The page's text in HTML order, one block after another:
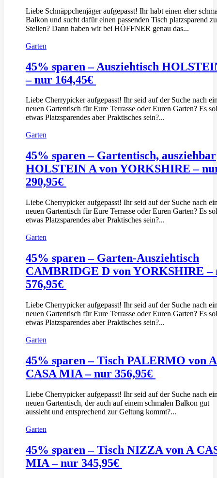
Liebe Schnäppchenjäger aufgepasst! Ihr habt einen eher
Balkon und sucht dafür einen passenden Tisch platzsparend
Stellen? Dann haben wir bei HÖFFNER genau das...
Garten
45% sparen – Ausziehtisch
– nur 164,45€
Liebe Cherrypicker aufgepasst! Ihr seid auf der Suche nach
neuen Gartentisch für Eure Terrasse oder Euren Garten? Es
etwas Platzsparendes aber Praktisches sein?...
Garten
45% sparen – Gartentisch, ausziehbar
HOLSTEIN A von YORKSHIRE –
290,95€
Liebe Cherrypicker aufgepasst! Ihr seid auf der Suche nach
neuen Gartentisch für Eure Terrasse oder Euren Garten? Es
etwas Platzsparendes aber Praktisches sein?...
Garten
45% sparen – Garten-Ausziehtisch
CAMBRIDGE D von YORKSHIRE –
576,95€
Liebe Cherrypicker aufgepasst! Ihr seid auf der Suche nach
neuen Gartentisch für Eure Terrasse oder Euren Garten? Es
etwas Platzsparendes aber Praktisches sein?...
Garten
45% sparen – Tisch PALERMO von A
CASA MIA – nur 356,95€
Liebe Cherrypicker aufgepasst! Ihr seid auf der Suche nach
neuen Gartentisch, der auch auf einem schmalen Balkon gut
aussieht und entsprechend zur Geltung kommt?...
Garten
45% sparen – Tisch NIZZA von A
MIA – nur 345,95€